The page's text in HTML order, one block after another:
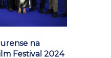
na
Festival 2024